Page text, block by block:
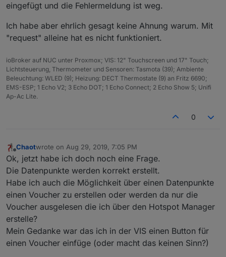
eingefügt und die Fehlermeldung ist weg.
Ich habe aber ehrlich gesagt keine Ahnung warum. Mit
"request" alleine hat es nicht funktioniert.
ioBroker auf NUC unter Proxmox; VIS: 12" Touchscreen und 17" Touch;
Lichtsteuerung, Thermometer und Sensoren: Tasmota (39); Ambiente
Beleuchtung: WLED (9); Heizung: DECT Thermostate (9) an Fritz 6690;
EMS-ESP; 1 Echo V2; 3 Echo DOT; 1 Echo Connect; 2 Echo Show 5; Unifi
Ap-Ac Lite.
0
Offline
Chaotwrote on Aug 29, 2019, 7:05 PM
last edited by
Ok, jetzt habe ich doch noch eine Frage.
Die Datenpunkte werden korrekt erstellt.
Habe ich auch die Möglichkeit über einen Datenpunkte
einen Voucher zu erstellen oder werden da nur die
Voucher ausgelesen die ich über den Hotspot Manager
erstelle?
Mein Gedanke war das ich in der VIS einen Button für
einen Voucher einfüge (oder macht das keinen Sinn?)